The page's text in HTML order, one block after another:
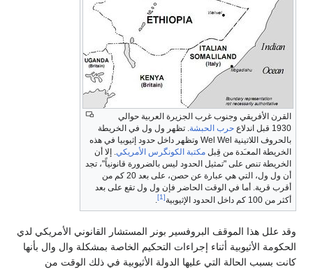
القرن الأفريقي وجنوب غرب الجزيرة العربية حوالي
1930 قبل اندلاع
حرب الحبشة. تظهر ول ول في الخريطة
بالحروف اللاتينية Wel Wel وتظهر داخل حدود إثيوبيا في هذه
الخريطة المعـَدة من قِبل مكتبة الكونگرس الأمريكي. إلا أن
الخريطة تنص على "تمثيل الحدود ليس بالضرورة قانونياً"، تجد
أن ول ول، التي هي عبارة عن حصن، على بعد 20 كم من
أقرب قرية. أما في الوقت الحاضر فإن ول ول تقع على بعد
أكثر من 100 كم داخل الحدود الإثيوبية
[1]
.
وقد علل هذا الموقف البروفسير بونر المستشار القانوني الأمريكي لدي
الحكومة الأثيوبية أثناء إجراءات التحكيم الخاصة بمشكلة وال وال بأنها
كانت بسبب الحالة التي عليها الدولة الأثيوبية في ذلك الوقت من